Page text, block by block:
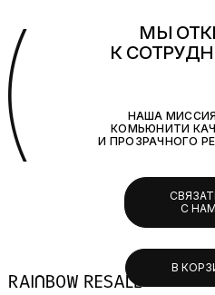
В
МЫ
К
НАША
КОМЬЮНИТИ
И ПРОЗРАЧНОГО
С